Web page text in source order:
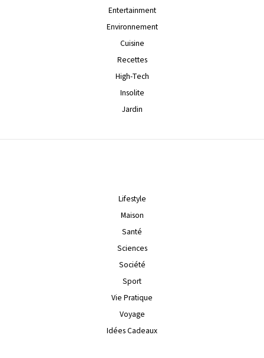
Entertainment
Environnement
Cuisine
Recettes
High-Tech
Insolite
Jardin
Lifestyle
Maison
Santé
Sciences
Société
Sport
Vie Pratique
Voyage
Idées Cadeaux